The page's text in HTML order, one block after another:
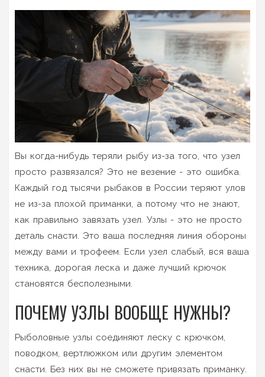
Вы когда-нибудь теряли рыбу из-за того, что узел
просто развязался? Это не везение - это ошибка.
Каждый год тысячи рыбаков в России теряют улов
не из-за плохой приманки, а потому что не знают,
как правильно завязать узел. Узлы - это не просто
деталь снасти. Это ваша последняя линия обороны
между вами и трофеем. Если узел слабый, вся ваша
техника, дорогая леска и даже лучший крючок
становятся бесполезными.
ПОЧЕМУ УЗЛЫ ВООБЩЕ НУЖНЫ?
Рыболовные узлы соединяют леску с крючком,
поводком, вертлюжком или другим элементом
снасти. Без них вы не сможете привязать приманку.